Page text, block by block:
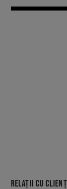
RELAȚII CU